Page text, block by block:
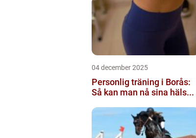
04 december 2025
Personlig träning i Borås:
Så kan man nå sina häls...